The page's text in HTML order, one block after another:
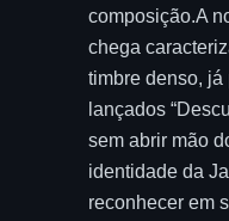
composição.A
chega
timbre denso,
lançados
sem abrir mão
identidade da
reconhecer em